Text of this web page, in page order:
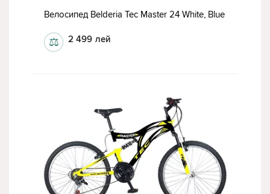
Велосипед Belderia Tec Master 24 White, Blue
2 499 лей
⚖